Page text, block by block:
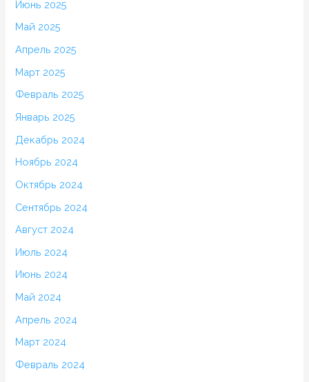
Июнь 2025
Май 2025
Апрель 2025
Март 2025
Февраль 2025
Январь 2025
Декабрь 2024
Ноябрь 2024
Октябрь 2024
Сентябрь 2024
Август 2024
Июль 2024
Июнь 2024
Май 2024
Апрель 2024
Март 2024
Февраль 2024